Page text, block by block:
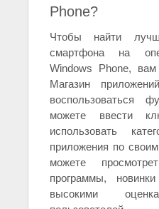
Phone?
Чтобы найти
смартфона на
Windows Phone,
Магазин
воспользоваться
можете ввести
использовать
приложения по
можете
программы,
высокими